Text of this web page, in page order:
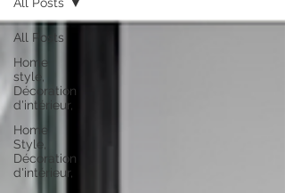
All Posts
Home
style,
Décoration
d'intérieur,
Home
Style,
Décoration
d'intérieur,